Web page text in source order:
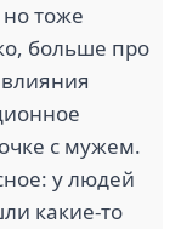
тоже
больше про
с мужем.
у людей
какие-то